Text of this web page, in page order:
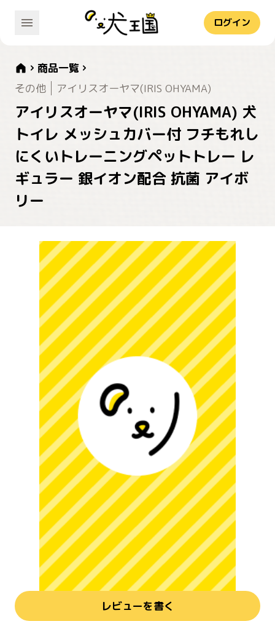
ログイン
商品一覧
その他
アイリスオーヤマ(IRIS OHYAMA)
アイリスオーヤマ(IRIS OHYAMA) 犬
トイレ メッシュカバー付 フチもれし
にくいトレーニングペットトレー レ
ギュラー 銀イオン配合 抗菌 アイボ
リー
レビューを書く